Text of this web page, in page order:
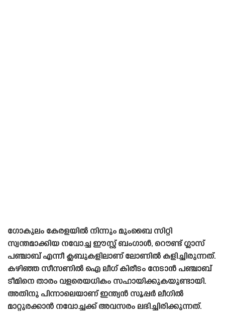
ഗോകുലം കേരളയിൽ നിന്നും മുംബൈ സിറ്റി
സ്വന്തമാക്കിയ നവോച്ച ഈസ്റ്റ് ബംഗാൾ, റൌണ്ട് ഗ്ലാസ്
പഞ്ചാബ് എന്നീ ക്ലബുകളിലാണ് ലോണിൽ കളിച്ചിരുന്നത്.
കഴിഞ്ഞ സീസണിൽ ഐ ലീഗ് കിരീടം നേടാൻ പഞ്ചാബ്
ടീമിനെ താരം വളരെയധികം സഹായിക്കുകയുണ്ടായി.
അതിനു പിന്നാലെയാണ് ഇന്ത്യൻ സൂപ്പർ ലീഗിൽ
മാറ്റുരക്കാൻ നവോച്ചക്ക് അവസരം ലഭിച്ചിരിക്കുന്നത്.